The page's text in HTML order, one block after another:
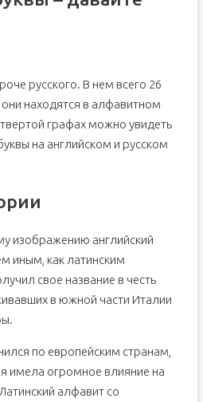
русского. В нем всего 26
находятся в алфавитном
графах можно увидеть
на английском и русском
изображению английский
иным, как латинским
свое название в честь
в южной части Италии
по европейским странам,
имела огромное влияние на
алфавит со